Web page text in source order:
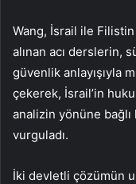
Wang, İsrail ile Filistin
alınan acı derslerin,
güvenlik anlayışıyla
çekerek, İsrail’in
analizin yönüne
vurguladı.
İki devletli çözümün